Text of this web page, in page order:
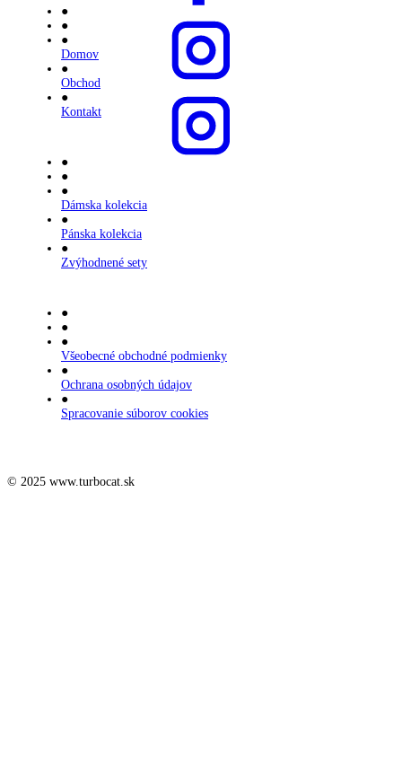
●
●
●
Domov
●
Obchod
●
Kontakt
●
●
●
Dámska kolekcia
●
Pánska kolekcia
●
Zvýhodnené sety
●
●
●
Všeobecné obchodné podmienky
●
Ochrana osobných údajov
●
Spracovanie súborov cookies
© 2025 www.turbocat.sk